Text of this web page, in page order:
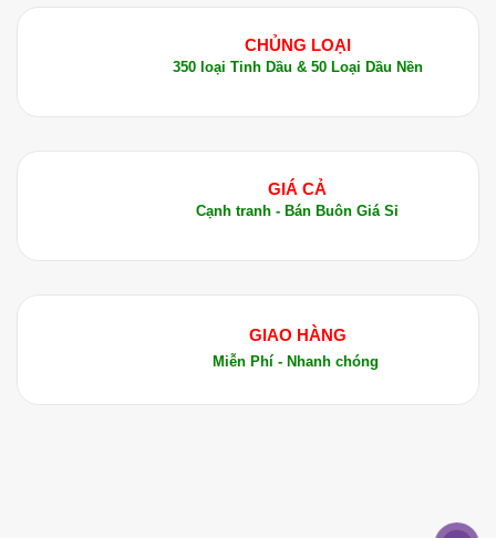
CHỦNG LOẠI
350 loại Tinh Dầu & 50 Loại Dầu Nền
GIÁ CẢ
Cạnh tranh - Bán Buôn Giá Sỉ
GIAO HÀNG
Miễn Phí - Nhanh chóng